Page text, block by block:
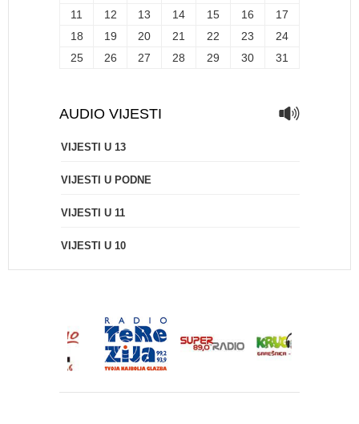
11
12 13 14 15 16
17
18
19 20 21 22 23
24
25
26 27 28 29 30 31
AUDIO VIJESTI
VIJESTI U 13
VIJESTI U PODNE
VIJESTI U 11
VIJESTI U 10